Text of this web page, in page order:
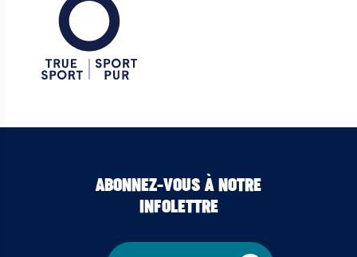
ABONNEZ-VOUS À NOTRE
INFOLETTRE